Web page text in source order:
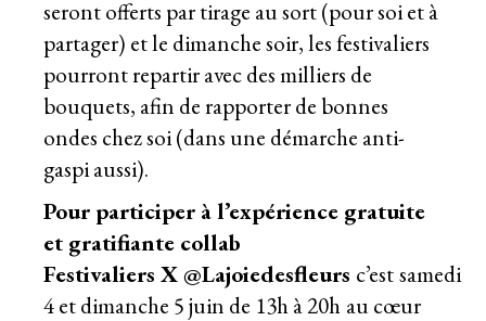
seront offerts par tirage au sort (pour soi et à
partager) et le dimanche soir, les festivaliers
pourront repartir avec des milliers de
bouquets, afin de rapporter de bonnes
ondes chez soi (dans une démarche anti-
gaspi aussi).
Pour participer à l’expérience gratuite
et gratifiante collab
Festivaliers X @Lajoiedesfleurs c’estsamedi
4 et dimanche 5 juin de 13h à 20h au cœur